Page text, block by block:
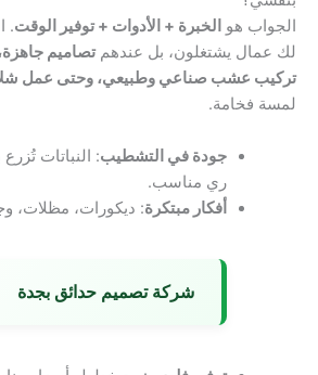
الجواب هو الخبرة + الأدوات + توفير الوقت.
لك عمال يشتغلون، بل عندهمتصاميم
تركيب عشب صناعي وطبيعي، وحتى عمل
لمسة فخامة.
جودة في التشطيب: النباتات
ري مناسب.
أفكار مبتكرة: ديكورات، مظلات،
شركة تصميم حدائق بجدة